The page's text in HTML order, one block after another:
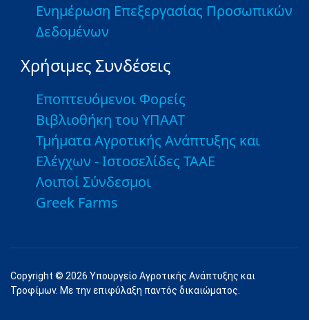
Ενημέρωση Επεξεργασίας Προσωπικών
Δεδομένων
Χρήσιμες Συνδέσεις
Εποπτευόμενοι Φορείς
Βιβλιοθήκη του ΥΠΑΑΤ
Τμήματα Αγροτικής Ανάπτυξης και
Ελέγχων - Ιστοσελίδες ΤΑΑΕ
Λοιποί Σύνδεσμοι
Greek Farms
Copyright © 2026 Υπουργείο Αγροτικής Ανάπτυξης και
Τροφίμων. Με την επιφύλαξη παντός δικαιώματος.